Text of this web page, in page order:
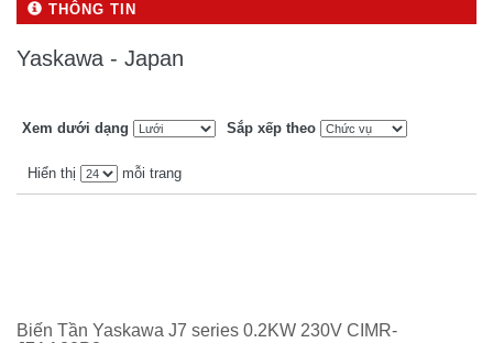
THÔNG TIN
Yaskawa - Japan
Xem dưới dạng Sắp xếp theo
Hiển thị mỗi trang
Biến Tần Yaskawa J7 series 0.2KW 230V CIMR-